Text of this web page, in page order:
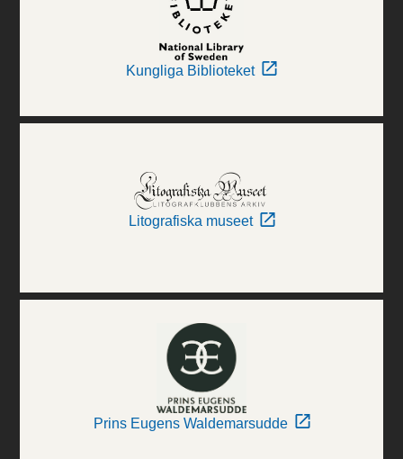
Kungliga Biblioteket
Litografiska museet
Prins Eugens Waldemarsudde